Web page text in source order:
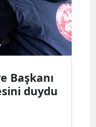
Başkanı
duydu